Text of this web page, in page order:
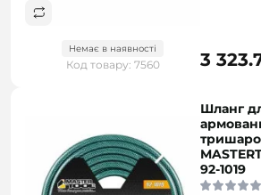
Немає в наявності
Код товару: 7560 3
Шланг
92-1019